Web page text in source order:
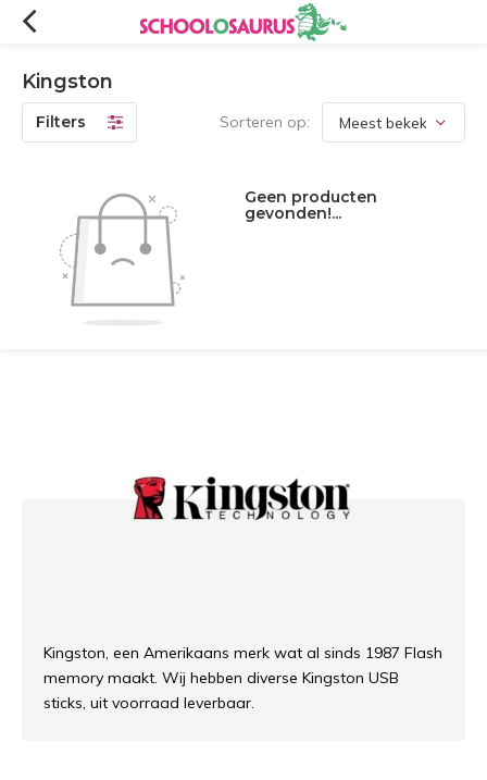
Kingston
Filters Sorteren op:
Geen producten
gevonden!...
Kingston, een Amerikaans merk wat al sinds 1987 Flash
memory maakt. Wij hebben diverse Kingston USB
sticks, uit voorraad leverbaar.